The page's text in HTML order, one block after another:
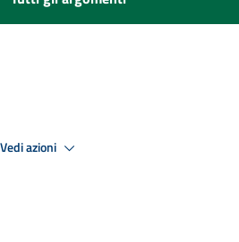
Vedi azioni